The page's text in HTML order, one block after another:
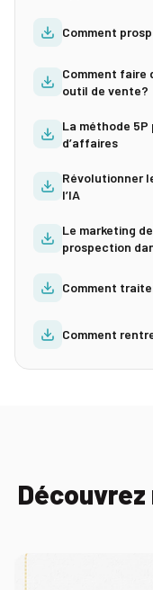
Comment
Comment faire
outil de vente?
La méthode
d’affaires
Révolutionner
l’IA
Le marketing
prospection
Comment
Comment
Découvrez